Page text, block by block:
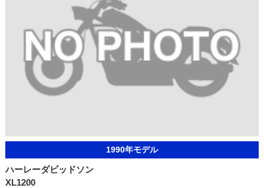
1990年モデル
ハーレーダビッドソン
XL1200